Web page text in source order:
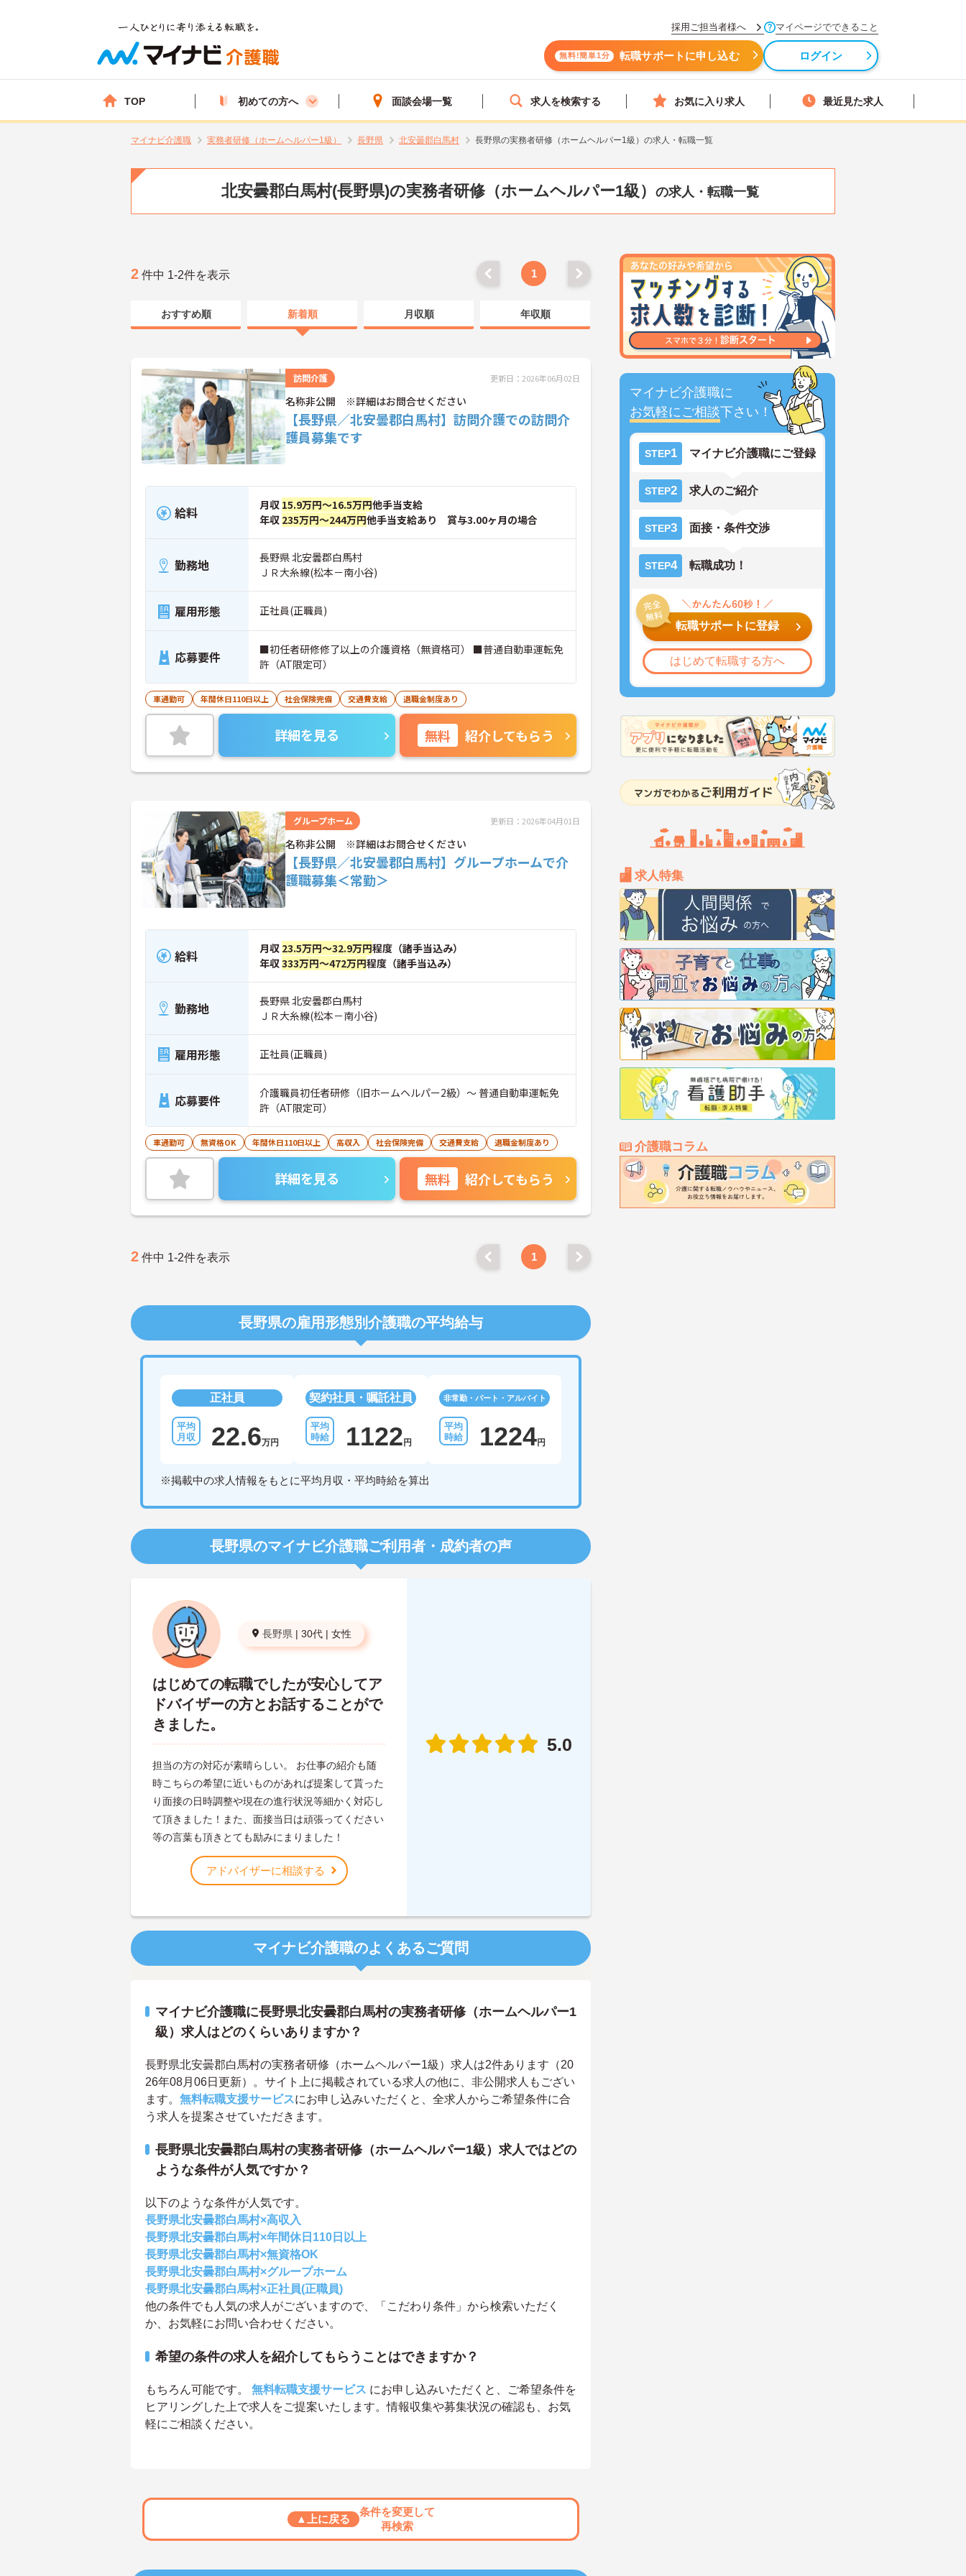
採用ご担当者様へ マイページでできること
無料!簡単1分 転職サポートに申し込む ログイン
TOP 初めての方へ 面談会場一覧 求人を検索する お気に入り求人 最近見た求人
マイナビ介護職 実務者研修（ホームヘルパー1級） 長野県 北安曇郡白馬村 長野県の実務者研修（ホームヘルパー1級）の求人・転職一覧
北安曇郡白馬村(長野県)の実務者研修（ホームヘルパー1級） の求人・転職一覧
マイナビ介護職に
お気軽にご相談下さい！
STEP1 マイナビ介護職にご登録
STEP2 求人のご紹介
STEP3 面接・条件交渉
STEP4 転職成功！
転職サポートに登録
はじめて転職する方へ
求人特集
介護職コラム
2 件中 1-2件を表示 1
おすすめ順 新着順 月収順 年収順
訪問介護 更新日：2026年06月02日
名称非公開 ※詳細はお問合せください
【長野県／北安曇郡白馬村】訪問介護での訪問介
護員募集です
給料 月収 15.9万円～16.5万円他手当支給
年収 235万円～244万円他手当支給あり 賞与3.00ヶ月の場合
勤務地
長野県 北安曇郡白馬村
ＪＲ大糸線(松本－南小谷)
雇用形態 正社員(正職員)
応募要件
■初任者研修修了以上の介護資格（無資格可） ■普通自動車運転免
許（AT限定可）
車通勤可 年間休日110日以上 社会保険完備 交通費支給 退職金制度あり
詳細を見る 無料 紹介してもらう
グループホーム 更新日：2026年04月01日
名称非公開 ※詳細はお問合せください
【長野県／北安曇郡白馬村】グループホームで介
護職募集＜常勤＞
給料 月収 23.5万円～32.9万円程度（諸手当込み）
年収333万円～472万円程度（諸手当込み）
勤務地
長野県 北安曇郡白馬村
ＪＲ大糸線(松本－南小谷)
雇用形態 正社員(正職員)
応募要件
介護職員初任者研修（旧ホームヘルパー2級）～ 普通自動車運転免
許（AT限定可）
車通勤可 無資格OK 年間休日110日以上 高収入 社会保険完備 交通費支給 退職金制度あり
詳細を見る 無料 紹介してもらう
2 件中 1-2件を表示 1
長野県の雇用形態別介護職の平均給与
正社員
22.6万円
契約社員・嘱託社員
1122円
非常勤・パート・アルバイト
1224円
※掲載中の求人情報をもとに平均月収・平均時給を算出
長野県のマイナビ介護職ご利用者・成約者の声
長野県 | 30代 | 女性
はじめての転職でしたが安心してア
ドバイザーの方とお話することがで
きました。
担当の方の対応が素晴らしい。 お仕事の紹介も随
時こちらの希望に近いものがあれば提案して貰った
り面接の日時調整や現在の進行状況等細かく対応し
て頂きました！また、面接当日は頑張ってください
等の言葉も頂きとても励みにまりました！
アドバイザーに相談する
5.0
マイナビ介護職のよくあるご質問
マイナビ介護職に長野県北安曇郡白馬村の実務者研修（ホームヘルパー1
級）求人はどのくらいありますか？
長野県北安曇郡白馬村の実務者研修（ホームヘルパー1級）求人は2件あります（20
26年08月06日更新）。サイト上に掲載されている求人の他に、非公開求人もござい
ます。 無料転職支援サービスにお申し込みいただくと、全求人からご希望条件に合
う求人を提案させていただきます。
長野県北安曇郡白馬村の実務者研修（ホームヘルパー1級）求人ではどの
ような条件が人気ですか？
以下のような条件が人気です。
長野県北安曇郡白馬村×高収入
長野県北安曇郡白馬村×年間休日110日以上
長野県北安曇郡白馬村×無資格OK
長野県北安曇郡白馬村×グループホーム
長野県北安曇郡白馬村×正社員(正職員)
他の条件でも人気の求人がございますので、「こだわり条件」から検索いただく
か、お気軽にお問い合わせください。
希望の条件の求人を紹介してもらうことはできますか？
もちろん可能です。 無料転職支援サービス にお申し込みいただくと、ご希望条件を
ヒアリングした上で求人をご提案いたします。情報収集や募集状況の確認も、お気
軽にご相談ください。
▲上に戻る
条件を変更して
再検索